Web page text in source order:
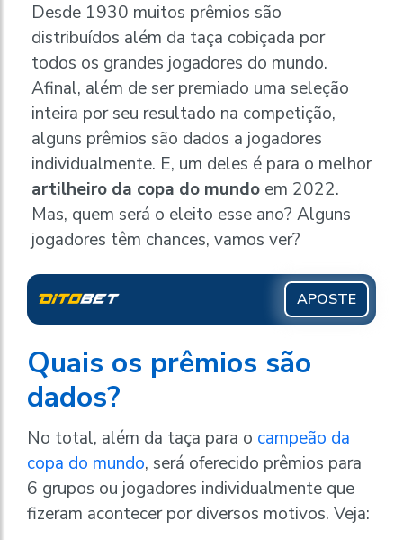
Desde 1930 muitos prêmios são
distribuídos além da taça cobiçada por
todos os grandes jogadores do mundo.
Afinal, além de ser premiado uma seleção
inteira por seu resultado na competição,
alguns prêmios são dados a jogadores
individualmente. E, um deles é para o melhor
artilheiro da copa do mundo em 2022.
Mas, quem será o eleito esse ano? Alguns
jogadores têm chances, vamos ver?
APOSTE
Quais os prêmios são
dados?
No total, além da taça para o campeão da
copa do mundo, será oferecido prêmios para
6 grupos ou jogadores individualmente que
fizeram acontecer por diversos motivos. Veja: